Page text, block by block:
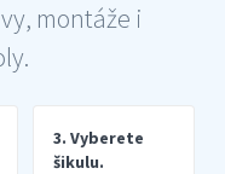
montáže i
3. Vyberete
šikulu.